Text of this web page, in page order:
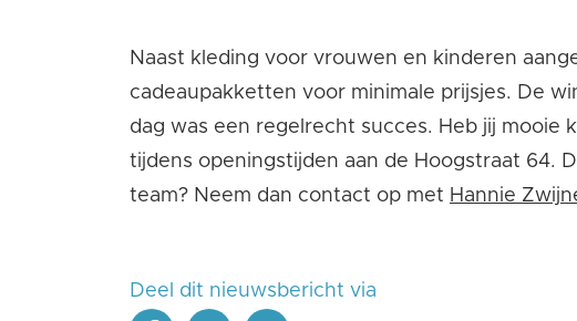
Naast kleding voor vrouwen en kinderen
cadeaupakketten voor minimale prijsjes. De
dag was een regelrecht succes. Heb jij mooie
tijdens openingstijden aan de Hoogstraat 64.
team? Neem dan contact op met Hannie
Deel dit nieuwsbericht via